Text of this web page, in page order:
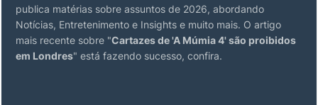
publica matérias sobre assuntos de 2026, abordando
Notícias, Entretenimento e Insights e muito mais. O artigo
mais recente sobre "Cartazes de 'A Múmia 4' são proibidos
em Londres" está fazendo sucesso, confira.